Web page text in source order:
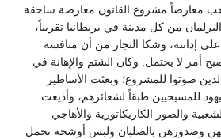
معارضاً مشروع القانون معارضة ساحقة.
من كل مدينة في بريطانيا تقريباً،
إدانته، وشكا التجار من أن منافسة
أمر لا يحتمل. وكان الشتم والإهانة في
صوتوا للمشروع؛ وبعثت الأساطير
للمسيحيين طبقاً لشعائرهم، وأذيعت
والصور الكاريكاتورية والأهاجي
وصدورهن بالصلبان ولبس أوشحة تحمل